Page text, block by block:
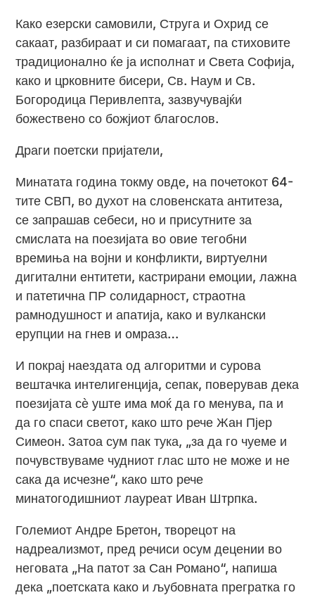
Како езерски самовили, Струга и Охрид се
сакаат, разбираат и си помагаат, па стиховите
традиционално ќе ја исполнат и Света Софија,
како и црковните бисери, Св. Наум и Св.
Богородица Перивлепта, зазвучувајќи
божествено со божјиот благослов.
Драги поетски пријатели,
Минатата година токму овде, на почетокот 64-
тите СВП, во духот на словенската антитеза,
се запрашав себеси, но и присутните за
смислата на поезијата во овие тегобни
времиња на војни и конфликти, виртуелни
дигитални ентитети, кастрирани емоции, лажна
и патетична ПР солидарност, страотна
рамнодушност и апатија, како и вулкански
ерупции на гнев и омраза…
И покрај наездата од алгоритми и сурова
вештачка интелигенција, сепак, поверував дека
поезијата сѐ уште има моќ да го менува, па и
да го спаси светот, како што рече Жан Пјер
Симеон. Затоа сум пак тука, „за да го чуеме и
почувствуваме чудниот глас што не може и не
сака да исчезне“, како што рече
минатогодишниот лауреат Иван Штрпка.
Големиот Андре Бретон, творецот на
надреализмот, пред речиси осум децении во
неговата „На патот за Сан Романо“, напиша
дека „поетската како и љубовната прегратка го